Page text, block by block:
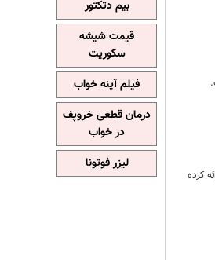
کرده
بیم دتکتور
قیمت شیشه
سکوریت
فیلم آپنه خواب
درمان قطعی خروپف
در خواب
لیزر فوتونا